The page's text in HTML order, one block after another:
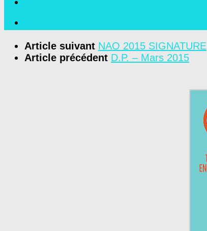
Article suivant NAO 2015 SIGNATURE
Article précédent D.P. – Mars 2015